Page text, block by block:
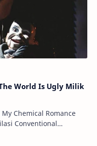
World Is Ugly Milik
Chemical Romance
Conventional